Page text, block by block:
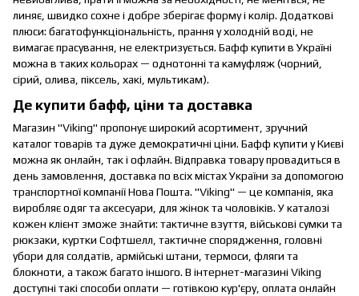
линяє, швидко сохне і добре зберігає форму і колір. Додаткові
плюси: багатофункціональність, прання у холодній воді, не
вимагає прасування, не електризується. Бафф купити в Україні
можна в таких кольорах — однотонні та камуфляж (чорний,
сірий, олива, піксель, хакі, мультикам).
Де купити бафф, ціни та доставка
Магазин "Viking" пропонує широкий асортимент, зручний
каталог товарів та дуже демократичні ціни. Бафф купити у Києві
можна як онлайн, так і офлайн. Відправка товару провадиться в
день замовлення, доставка по всіх містах України за допомогою
транспортної компанії Нова Пошта. "Viking" — це компанія, яка
виробляє одяг та аксесуари, для жінок та чоловіків. У каталозі
кожен клієнт зможе знайти: тактичне взуття, військові сумки та
рюкзаки, куртки Софтшелл, тактичне спорядження, головні
убори для солдатів, армійські штани, термоси, фляги та
блокноти, а також багато іншого. В інтернет-магазині Viking
доступні такі способи оплати — готівкою кур'єру, оплата онлайн